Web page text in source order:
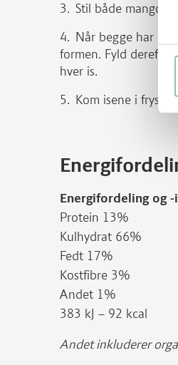
Stil både
Når begge har lidt
formen. Fyld
hver is.
Kom isene i
Energifordeling og
Protein 13%
Kulhydrat 66%
Fedt 17%
Kostfibre 3%
Andet 1%
383 kJ – 92 kcal
Andet inkluderer